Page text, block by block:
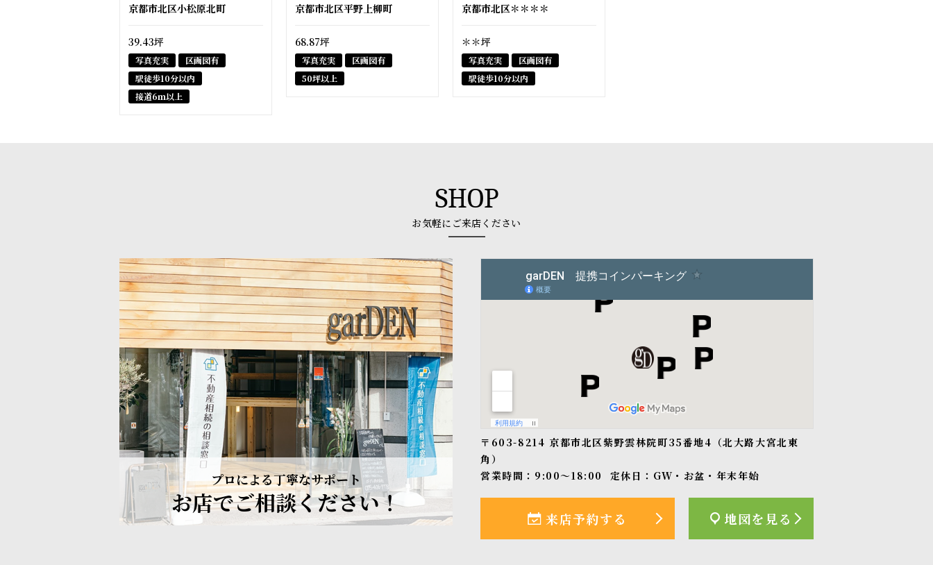
京都市北区小松原北町
39.43坪
写真充実
区画図有
駅徒歩10分以内
接道6ｍ以上
京都市北区平野上柳町
68.87坪
写真充実
区画図有
50坪以上
京都市北区＊＊＊＊
＊＊坪
写真充実
区画図有
駅徒歩10分以内
SHOP
お気軽にご来店ください
プロによる丁寧なサポート
お店でご相談ください！
〒603-8214 京都市北区紫野雲林院町35番地4（北大路大宮北東
角）
営業時間：9:00〜18:00
定休日：GW・お盆・年末年始
地図を見る
来店予約する